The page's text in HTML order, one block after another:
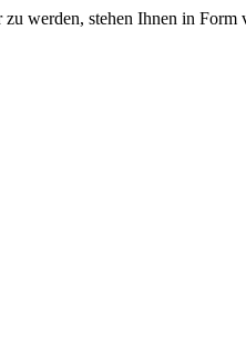
werden, stehen Ihnen in